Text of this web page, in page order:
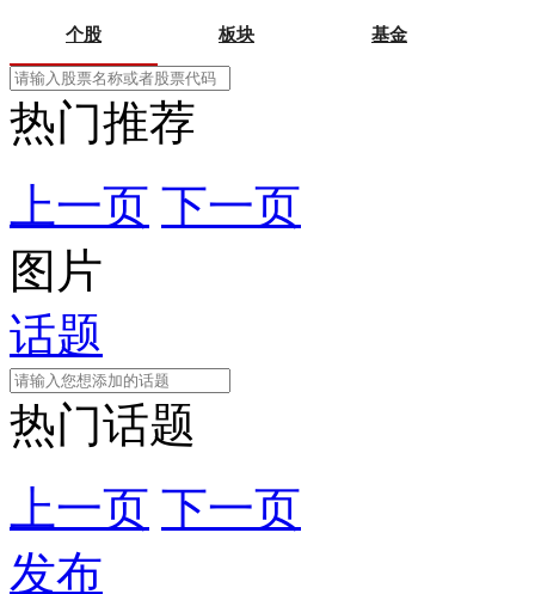
个股 板块 基金
热门推荐
上一页 下一页
图片
话题
热门话题
上一页 下一页
发布